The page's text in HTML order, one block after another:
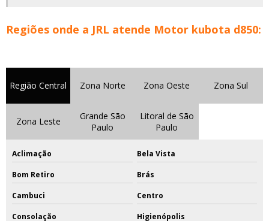
Regiões onde a JRL atende Motor kubota d850:
Região Central Zona Norte Zona Oeste Zona Sul
Zona Leste
Grande São
Paulo
Litoral de São
Paulo
Aclimação Bela Vista
Bom Retiro Brás
Cambuci Centro
Consolação Higienópolis